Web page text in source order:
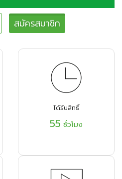
สมัครสมาชิก
ได้รับสิทธิ์
55 ชั่วโมง